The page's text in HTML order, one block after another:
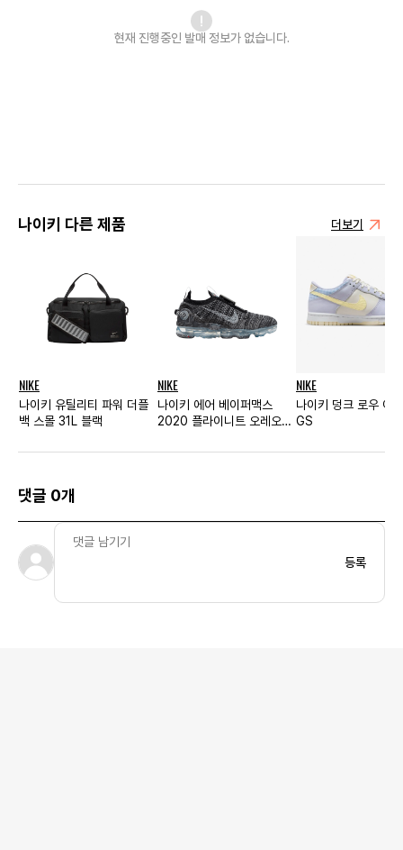
현재 진행중인 발매 정보가 없습니다.
나이키 다른 제품 더보기
NIKE
나이키 유틸리티 파워 더플
백 스몰 31L 블랙
NIKE
나이키 에어 베이퍼맥스
2020 플라이니트 오레오
NIKE
나이키 덩크 로우 이
GS
댓글 0개
등록